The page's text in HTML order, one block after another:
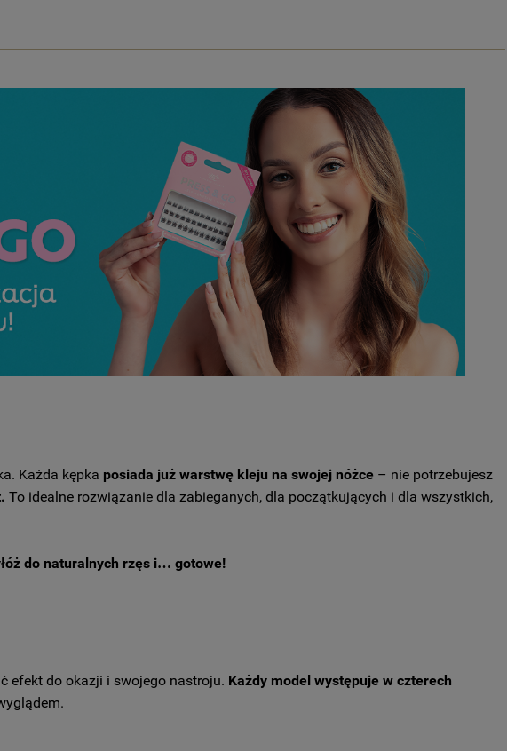
Każda kępka posiada już warstwę kleju na swojej nóżce – nie potrzebujesz
To idealne rozwiązanie dla zabieganych, dla początkujących i dla wszystkich,
do naturalnych rzęs i… gotowe!
efekt do okazji i swojego nastroju. Każdy model występuje w czterech